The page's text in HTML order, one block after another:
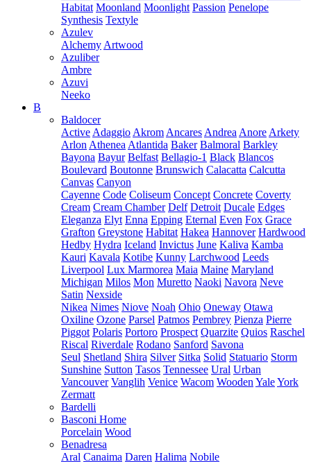
Habitat Moonland Moonlight Passion Penelope
Synthesis Textyle
Azulev
Alchemy Artwood
Azuliber
Ambre
Azuvi
Neeko
B
Baldocer
Active Adaggio Akrom Ancares Andrea Anore Arkety
Arlon Athenea Atlantida Baker Balmoral Barkley
Bayona Bayur Belfast Bellagio-1 Black Blancos
Boulevard Boutonne Brunswich Calacatta Calcutta
Canvas Canyon
Cayenne Code Coliseum Concept Concrete Coverty
Cream Cream Chamber Delf Detroit Ducale Edges
Eleganza Elyt Enna Epping Eternal Even Fox Grace
Grafton Greystone Habitat Hakea Hannover Hardwood
Hedby Hydra Iceland Invictus June Kaliva Kamba
Kauri Kavala Kotibe Kunny Larchwood Leeds
Liverpool Lux Marmorea Maia Maine Maryland
Michigan Milos Mon Muretto Naoki Navora Neve
Satin Nexside
Nikea Nimes Niove Noah Ohio Oneway Otawa
Oxiline Ozone Parsel Patmos Pembrey Pienza Pierre
Piggot Polaris Portoro Prospect Quarzite Quios Raschel
Riscal Riverdale Rodano Sanford Savona
Seul Shetland Shira Silver Sitka Solid Statuario Storm
Sunshine Sutton Tasos Tennessee Ural Urban
Vancouver Vanglih Venice Wacom Wooden YaleYork
Zermatt
Bardelli
Basconi Home
Porcelain Wood
Benadresa
Aral Canaima Daren Halima Nobile